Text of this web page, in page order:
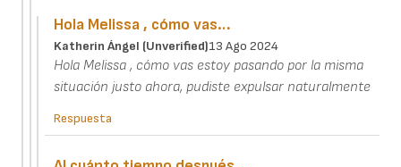
Hola Melissa , cómo vas…
Katherin Ángel (unverified)13 Ago 2024
Hola Melissa , cómo vas estoy pasando por la misma
situación justo ahora, pudiste expulsar naturalmente
Respuesta